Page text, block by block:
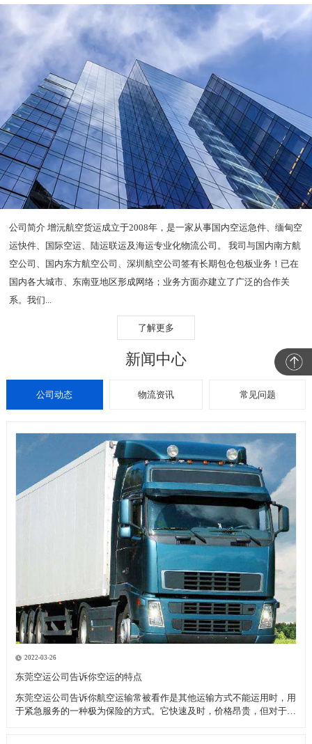
公司简介 增沅航空货运成立于2008年，是一家从事国内空运急件、缅甸空
运快件、国际空运、陆运联运及海运专业化物流公司。 我司与国内南方航
空公司、国内东方航空公司、深圳航空公司签有长期包仓包板业务！已在
国内各大城市、东南亚地区形成网络；业务方面亦建立了广泛的合作关
系。我们...
了解更多
新闻中心
公司动态 物流资讯 常见问题
2022-03-26
东莞空运公司告诉你空运的特点
东莞空运公司告诉你航空运输常被看作是其他运输方式不能运用时，用
于紧急服务的一种极为保险的方式。它快速及时，价格昂贵，但对于致